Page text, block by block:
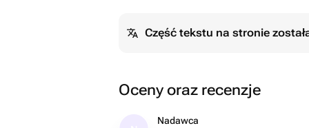
Część tekstu na stronie
Oceny oraz recenzje
Nadawca